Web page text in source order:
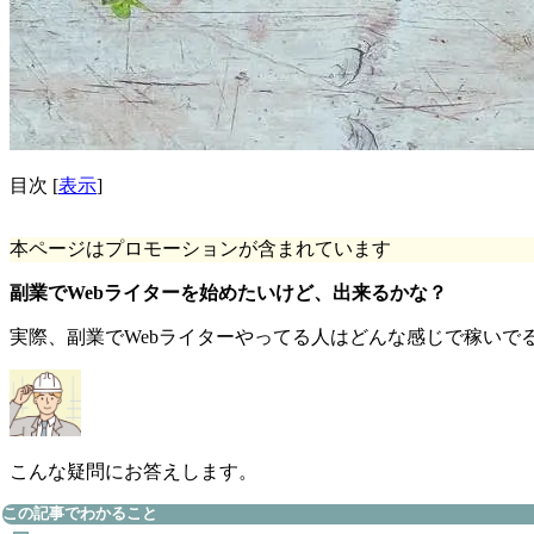
目次 [表示]
本ページはプロモーションが含まれています
副業でWebライターを始めたいけど、出来るかな？
実際、副業でWebライターやってる人はどんな感じで稼いで
こんな疑問にお答えします。
この記事でわかること